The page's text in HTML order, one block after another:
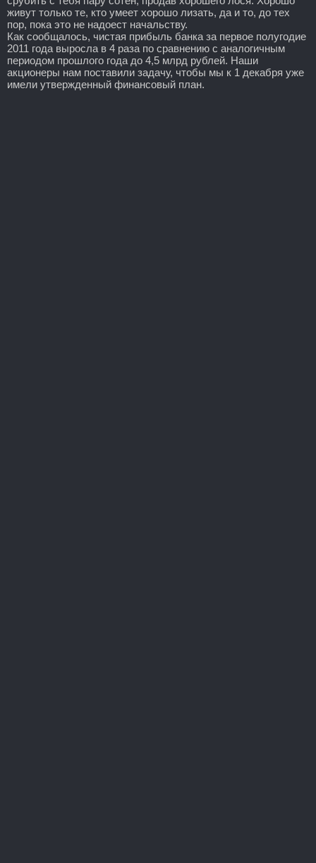
живут только те, кто умеет хорошо лизать, да и то, до тех
пор, пока это не надоест начальству.
Как сообщалось, чистая прибыль банка за первое полугодие
2011 года выросла в 4 раза по сравнению с аналогичным
периодом прошлого года до 4,5 млрд рублей. Наши
акционеры нам поставили задачу, чтобы мы к 1 декабря уже
имели утвержденный финансовый план.